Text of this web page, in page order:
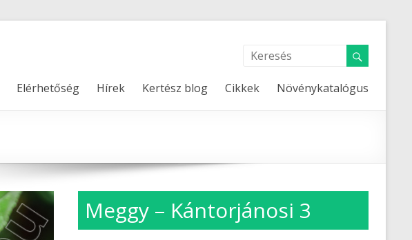
Elérhetőség Hírek Kertész blog Cikkek Növénykatalógus
Meggy – Kántorjánosi 3